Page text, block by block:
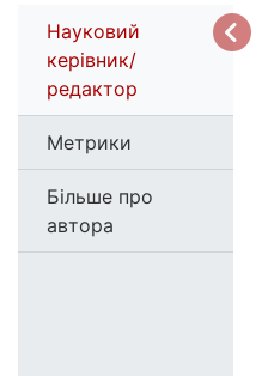
Науковий
керівник/
редактор
Метрики
Більше про
автора